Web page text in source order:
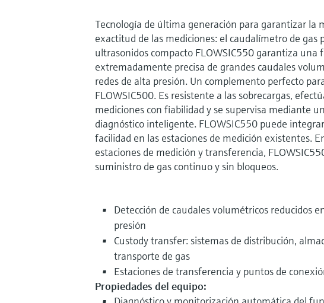
Tecnología de última generación para garantizar la
exactitud de las mediciones: el caudalímetro de gas
ultrasonidos compacto FLOWSIC550 garantiza una
extremadamente precisa de grandes caudales
redes de alta presión. Un complemento perfecto
FLOWSIC500. Es resistente a las sobrecargas,
mediciones con fiabilidad y se supervisa mediante
diagnóstico inteligente. FLOWSIC550 puede
facilidad en las estaciones de medición existentes.
estaciones de medición y transferencia,
suministro de gas continuo y sin bloqueos.
Detección de caudales volumétricos reducidos
presión
Custody transfer: sistemas de distribución,
transporte de gas
Estaciones de transferencia y puntos de
Propiedades del equipo: